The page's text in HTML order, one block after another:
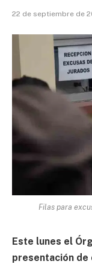
22 de septiembre de
Filas para
Este lunes el
presentación de